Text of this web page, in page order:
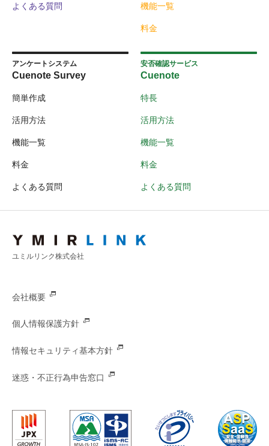
よくある質問 機能一覧
料金
アンケートシステム
Cuenote Survey
簡単作成
活用方法
機能一覧
料金
よくある質問
安否確認サービス
Cuenote
特長
活用方法
機能一覧
料金
よくある質問
ユミルリンク株式会社
会社概要
個人情報保護方針
情報セキュリティ基本方針
迷惑・不正行為申告窓口